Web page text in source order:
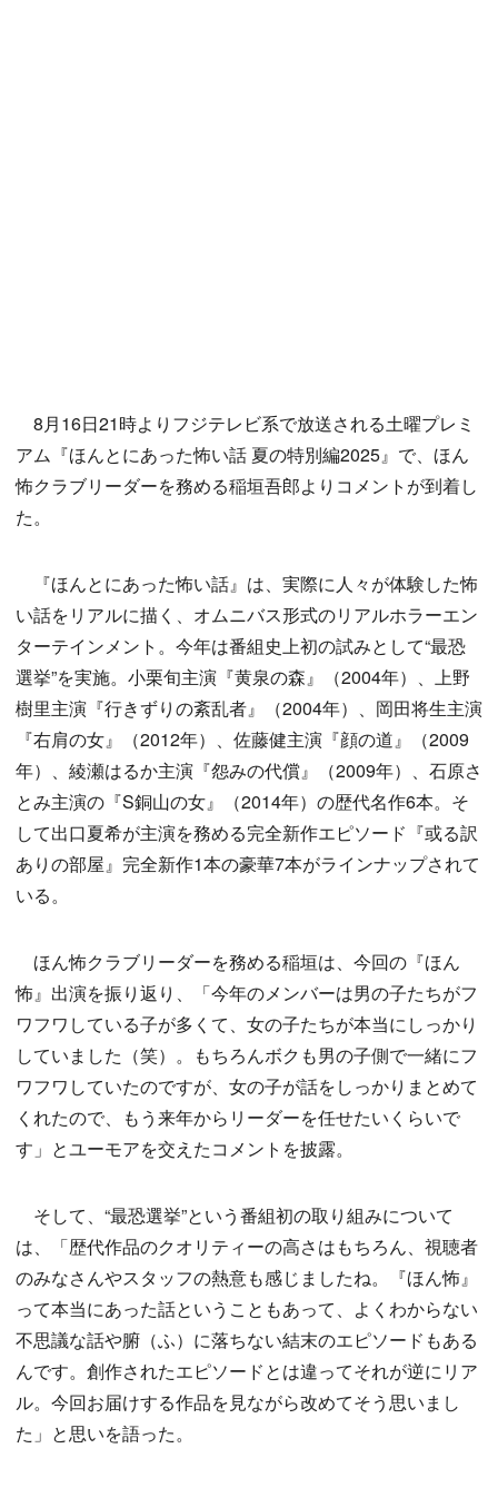
8月16日21時よりフジテレビ系で放送される土曜プレミ
アム『ほんとにあった怖い話 夏の特別編2025』で、ほん
怖クラブリーダーを務める稲垣吾郎よりコメントが到着し
た。
『ほんとにあった怖い話』は、実際に人々が体験した怖
い話をリアルに描く、オムニバス形式のリアルホラーエン
ターテインメント。今年は番組史上初の試みとして“最恐
選挙”を実施。小栗旬主演『黄泉の森』（2004年）、上野
樹里主演『行きずりの紊乱者』（2004年）、岡田将生主演
『右肩の女』（2012年）、佐藤健主演『顔の道』（2009
年）、綾瀬はるか主演『怨みの代償』（2009年）、石原さ
とみ主演の『S銅山の女』（2014年）の歴代名作6本。そ
して出口夏希が主演を務める完全新作エピソード『或る訳
ありの部屋』完全新作1本の豪華7本がラインナップされて
いる。
ほん怖クラブリーダーを務める稲垣は、今回の『ほん
怖』出演を振り返り、「今年のメンバーは男の子たちがフ
ワフワしている子が多くて、女の子たちが本当にしっかり
していました（笑）。もちろんボクも男の子側で一緒にフ
ワフワしていたのですが、女の子が話をしっかりまとめて
くれたので、もう来年からリーダーを任せたいくらいで
す」とユーモアを交えたコメントを披露。
そして、“最恐選挙”という番組初の取り組みについて
は、「歴代作品のクオリティーの高さはもちろん、視聴者
のみなさんやスタッフの熱意も感じましたね。『ほん怖』
って本当にあった話ということもあって、よくわからない
不思議な話や腑（ふ）に落ちない結末のエピソードもある
んです。創作されたエピソードとは違ってそれが逆にリア
ル。今回お届けする作品を見ながら改めてそう思いまし
た」と思いを語った。